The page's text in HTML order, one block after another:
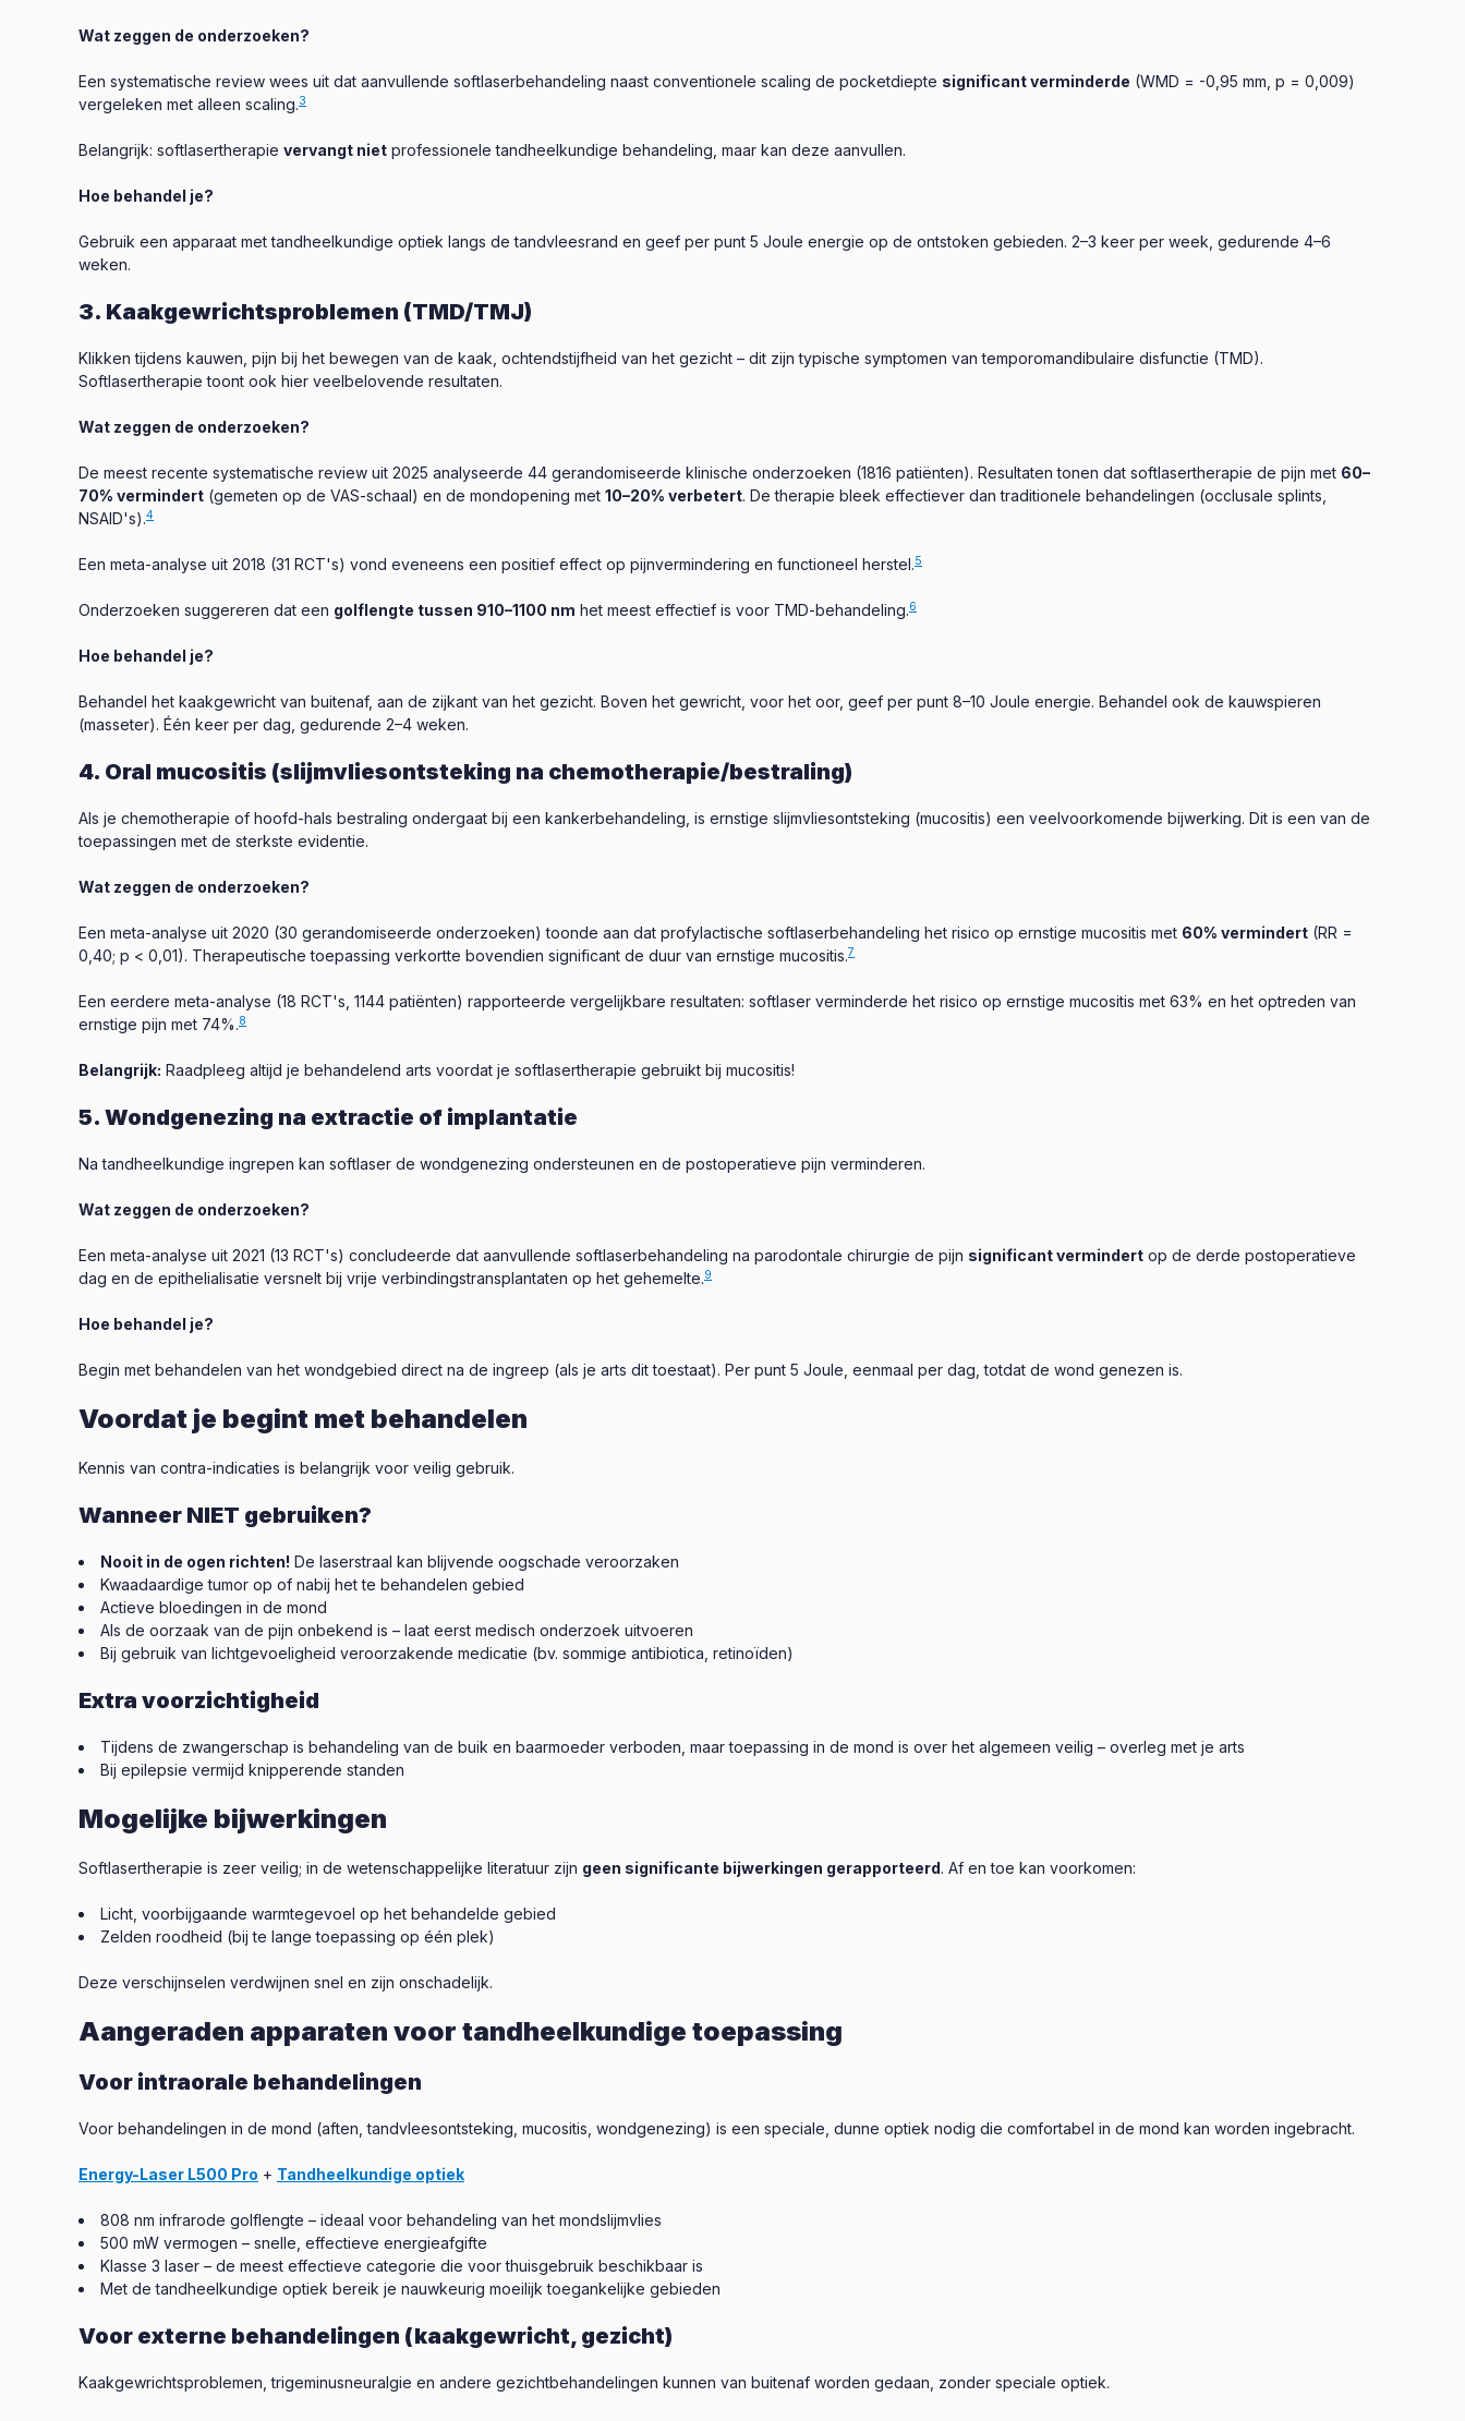
Wat zeggen de onderzoeken?
Een systematische review wees uit dat aanvullende softlaserbehandeling naast conventionele scaling de pocketdiepte significant verminderde (WMD = -0,95 mm, p = 0,009)
vergeleken met alleen scaling.3
Belangrijk: softlasertherapie vervangt niet professionele tandheelkundige behandeling, maar kan deze aanvullen.
Hoe behandel je?
Gebruik een apparaat met tandheelkundige optiek langs de tandvleesrand en geef per punt 5 Joule energie op de ontstoken gebieden. 2–3 keer per week, gedurende 4–6
weken.
3. Kaakgewrichtsproblemen (TMD/TMJ)
Klikken tijdens kauwen, pijn bij het bewegen van de kaak, ochtendstijfheid van het gezicht – dit zijn typische symptomen van temporomandibulaire disfunctie (TMD).
Softlasertherapie toont ook hier veelbelovende resultaten.
Wat zeggen de onderzoeken?
De meest recente systematische review uit 2025 analyseerde 44 gerandomiseerde klinische onderzoeken (1816 patiënten). Resultaten tonen dat softlasertherapie de pijn met 60–
70% vermindert (gemeten op de VAS-schaal) en de mondopening met 10–20% verbetert. De therapie bleek effectiever dan traditionele behandelingen (occlusale splints,
NSAID's).4
Een meta-analyse uit 2018 (31 RCT's) vond eveneens een positief effect op pijnvermindering en functioneel herstel.5
Onderzoeken suggereren dat een golf­lengte tussen 910–1100 nm het meest effectief is voor TMD-behandeling.6
Hoe behandel je?
Behandel het kaakgewricht van buitenaf, aan de zijkant van het gezicht. Boven het gewricht, voor het oor, geef per punt 8–10 Joule energie. Behandel ook de kauwspieren
(masseter). Één keer per dag, gedurende 2–4 weken.
4. Oral mucositis (slijmvliesontsteking na chemotherapie/bestraling)
Als je chemotherapie of hoofd-hals bestraling ondergaat bij een kankerbehandeling, is ernstige slijmvliesontsteking (mucositis) een veelvoorkomende bijwerking. Dit is een van de
toepassingen met de sterkste evidentie.
Wat zeggen de onderzoeken?
Een meta-analyse uit 2020 (30 gerandomiseerde onderzoeken) toonde aan dat profylactische softlaserbehandeling het risico op ernstige mucositis met 60% vermindert (RR =
0,40; p < 0,01). Therapeutische toepassing verkortte bovendien significant de duur van ernstige mucositis.7
Een eerdere meta-analyse (18 RCT's, 1144 patiënten) rapporteerde vergelijkbare resultaten: softlaser verminderde het risico op ernstige mucositis met 63% en het optreden van
ernstige pijn met 74%.8
Belangrijk: Raadpleeg altijd je behandelend arts voordat je softlasertherapie gebruikt bij mucositis!
5. Wondgenezing na extractie of implantatie
Na tandheelkundige ingrepen kan softlaser de wondgenezing ondersteunen en de postoperatieve pijn verminderen.
Wat zeggen de onderzoeken?
Een meta-analyse uit 2021 (13 RCT's) concludeerde dat aanvullende softlaserbehandeling na parodontale chirurgie de pijn significant vermindert op de derde postoperatieve
dag en de epithelialisatie versnelt bij vrije verbindingstransplantaten op het gehemelte.9
Hoe behandel je?
Begin met behandelen van het wondgebied direct na de ingreep (als je arts dit toestaat). Per punt 5 Joule, eenmaal per dag, totdat de wond genezen is.
Voordat je begint met behandelen
Kennis van contra-indicaties is belangrijk voor veilig gebruik.
Wanneer NIET gebruiken?
Nooit in de ogen richten! De laserstraal kan blijvende oogschade veroorzaken
Kwaadaardige tumor op of nabij het te behandelen gebied
Actieve bloedingen in de mond
Als de oorzaak van de pijn onbekend is – laat eerst medisch onderzoek uitvoeren
Bij gebruik van lichtgevoeligheid veroorzakende medicatie (bv. sommige antibiotica, retinoïden)
Extra voorzichtigheid
Tijdens de zwangerschap is behandeling van de buik en baarmoeder verboden, maar toepassing in de mond is over het algemeen veilig – overleg met je arts
Bij epilepsie vermijd knipperende standen
Mogelijke bijwerkingen
Softlasertherapie is zeer veilig; in de wetenschappelijke literatuur zijn geen significante bijwerkingen gerapporteerd. Af en toe kan voorkomen:
Licht, voorbijgaande warmtegevoel op het behandelde gebied
Zelden roodheid (bij te lange toepassing op één plek)
Deze verschijnselen verdwijnen snel en zijn onschadelijk.
Aangeraden apparaten voor tandheelkundige toepassing
Voor intraorale behandelingen
Voor behandelingen in de mond (aften, tandvleesontsteking, mucositis, wondgenezing) is een speciale, dunne optiek nodig die comfortabel in de mond kan worden ingebracht.
Energy-Laser L500 Pro + Tandheelkundige optiek
808 nm infrarode golflengte – ideaal voor behandeling van het mondslijmvlies
500 mW vermogen – snelle, effectieve energieafgifte
Klasse 3 laser – de meest effectieve categorie die voor thuisgebruik beschikbaar is
Met de tandheelkundige optiek bereik je nauwkeurig moeilijk toegankelijke gebieden
Voor externe behandelingen (kaakgewricht, gezicht)
Kaakgewrichtsproblemen, trigeminusneuralgie en andere gezichtbehandelingen kunnen van buitenaf worden gedaan, zonder speciale optiek.